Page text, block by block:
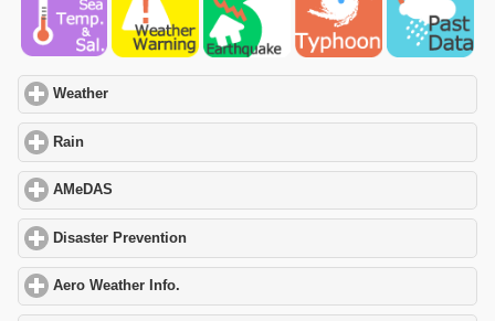
Weather
Rain
AMeDAS
Disaster Prevention
Aero Weather Info.